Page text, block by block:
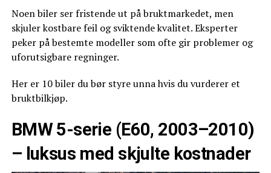
Noen biler ser fristende ut på bruktmarkedet, men
skjuler kostbare feil og sviktende kvalitet. Eksperter
peker på bestemte modeller som ofte gir problemer og
uforutsigbare regninger.
Her er 10 biler du bør styre unna hvis du vurderer et
bruktbilkjøp.
BMW 5-serie (E60, 2003–2010)
– luksus med skjulte kostnader